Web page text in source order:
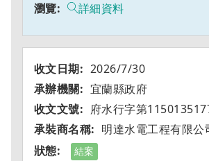
詳細資料
2026/7/30
宜蘭縣政府
府水行字第
明達水電工程有限公
結案